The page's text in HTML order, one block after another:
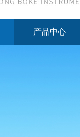
产品中心